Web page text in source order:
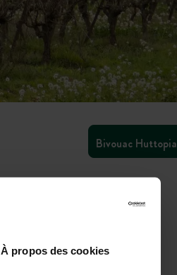
À propos des cookies
Bivouac Huttopia